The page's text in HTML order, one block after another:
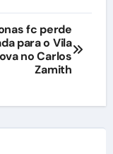
fc perde
para o Vila
no Carlos
Zamith